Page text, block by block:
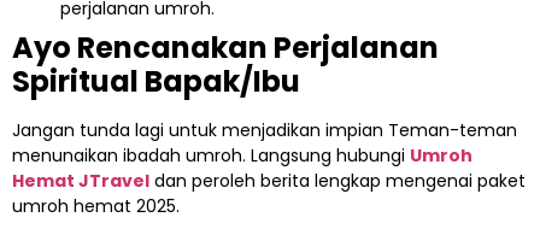
perjalanan umroh.
Ayo Rencanakan Perjalanan
Spiritual Bapak/Ibu
Jangan tunda lagi untuk menjadikan impian Teman-teman
menunaikan ibadah umroh. Langsung hubungi Umroh
Hemat JTravel dan peroleh berita lengkap mengenai paket
umroh hemat 2025.